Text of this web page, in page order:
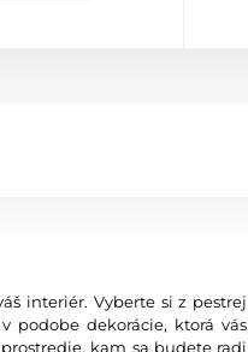
interiér. Vyberte si z pestrej
podobe dekorácie, ktorá vás
kam sa budete radi